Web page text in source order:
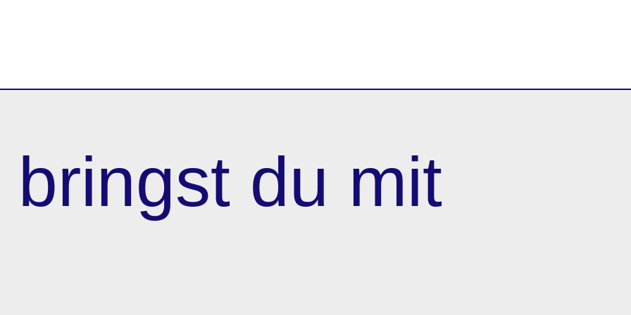
du mit